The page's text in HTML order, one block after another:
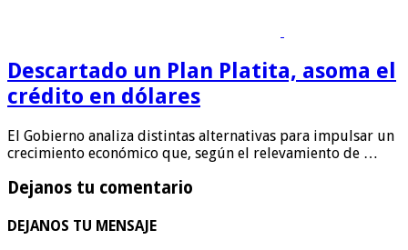
Descartado un Plan Platita, asoma el
crédito en dólares
El Gobierno analiza distintas alternativas para impulsar un
crecimiento económico que, según el relevamiento de …
Dejanos tu comentario
DEJANOS TU MENSAJE